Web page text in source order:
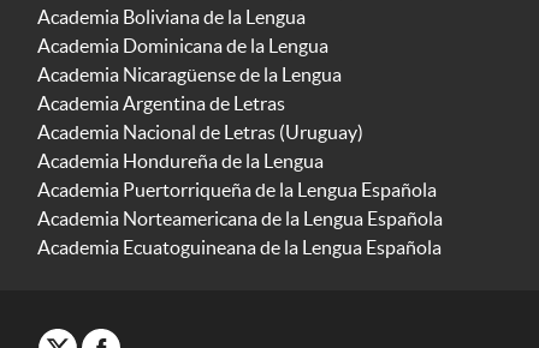
Academia Boliviana de la Lengua
Academia Dominicana de la Lengua
Academia Nicaragüense de la Lengua
Academia Argentina de Letras
Academia Nacional de Letras (Uruguay)
Academia Hondureña de la Lengua
Academia Puertorriqueña de la Lengua Española
Academia Norteamericana de la Lengua Española
Academia Ecuatoguineana de la Lengua Española